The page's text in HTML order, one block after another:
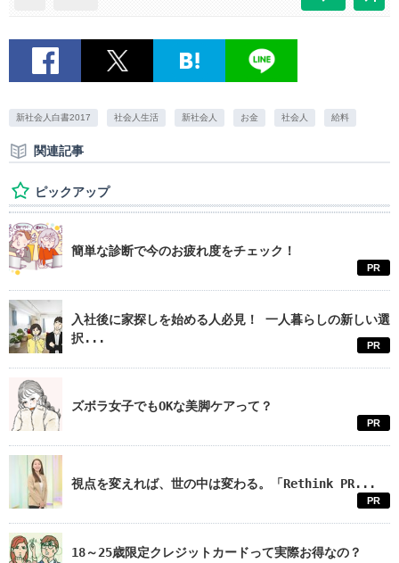
新社会人白書2017 社会人生活 新社会人 お金 社会人 給料
関連記事
ピックアップ
簡単な診断で今のお疲れ度をチェック！
PR
入社後に家探しを始める人必見！ 一人暮らしの新しい選
択...
PR
ズボラ女子でもOKな美脚ケアって？
PR
視点を変えれば、世の中は変わる。「Rethink PR...
PR
18～25歳限定クレジットカードって実際お得なの？